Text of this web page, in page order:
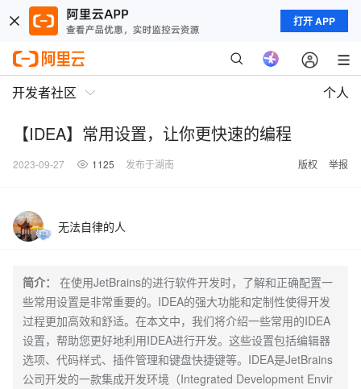
打开 APP
开发者社区 个人
【IDEA】常用设置，让你更快速的编程
2023-09-27 1125 发布于湖南 版权 举报
无法自律的人
简介：
在使用JetBrains的进行软件开发时，了解和正确配置一
些常用设置是非常重要的。IDEA的强大功能和定制性使得开发
过程更加高效和舒适。在本文中，我们将介绍一些常用的IDEA
设置，帮助您更好地利用IDEA进行开发。这些设置包括编辑器
选项、代码样式、插件管理和键盘快捷键等。IDEA是JetBrains
公司开发的一款集成开发环境（Integrated Development Envir